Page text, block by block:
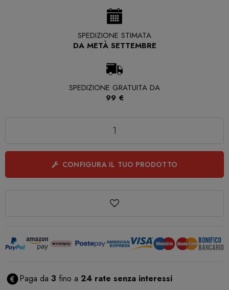
SPEDIZIONE STIMATA
DA METÀ SETTEMBRE
SPEDIZIONE GRATUITA DA
99 €
CONFIGURA IL TUO PRODOTTO
Paga da 3 fino a 24 rate senza interessi